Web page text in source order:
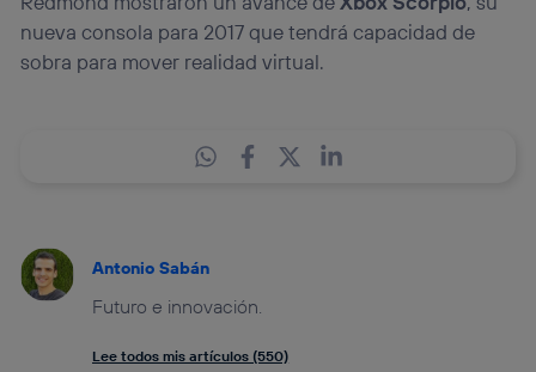
nueva consola para 2017 que tendrá capacidad de
sobra para mover realidad virtual.
Antonio Sabán
Futuro e innovación.
Lee todos mis artículos (550)